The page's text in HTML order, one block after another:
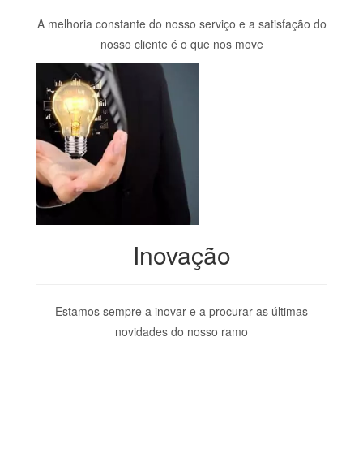
A melhoria constante do nosso serviço e a satisfação do
nosso cliente é o que nos move
Inovação
Estamos sempre a inovar e a procurar as últimas
novidades do nosso ramo